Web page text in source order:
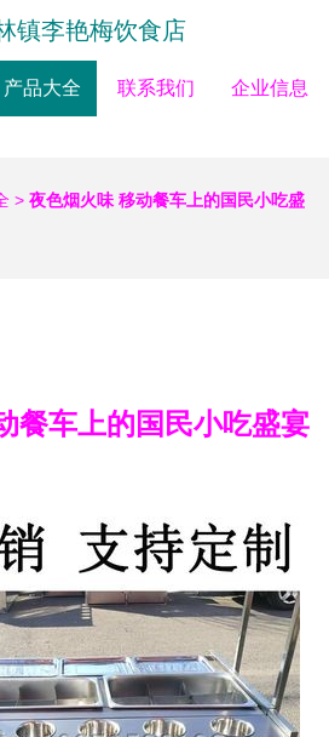
镇李艳梅饮食店
产品大全 联系我们 企业信息
> 夜色烟火味 移动餐车上的国民小吃盛
餐车上的国民小吃盛宴